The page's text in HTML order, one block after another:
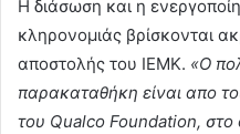
Η διάσωση και η
κληρονομιάς βρίσκονται
αποστολής του ΙΕΜΚ. «Ο
παρακαταθήκη είναι απο
του Qualco Foundation, στο